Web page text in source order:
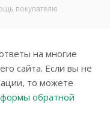
покупателю
на многие
сайта. Если вы не
то можете
формы обратной